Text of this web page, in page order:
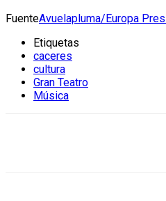
FuenteAvuelapluma/Europa
Etiquetas
caceres
cultura
Gran Teatro
Música